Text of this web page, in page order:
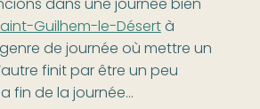
dans une journée bien
Guilhem-le-Désertà
de journée où mettre un
finit par être un peu
fin de la journée…